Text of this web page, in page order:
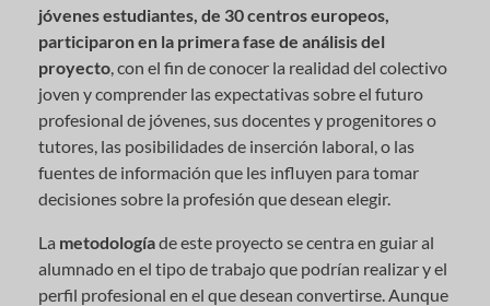
jóvenes estudiantes, de 30 centros europeos,
participaron en la primera fase de análisis del
proyecto, con el fin de conocer la realidad del colectivo
joven y comprender las expectativas sobre el futuro
profesional de jóvenes, sus docentes y progenitores o
tutores, las posibilidades de inserción laboral, o las
fuentes de información que les influyen para tomar
decisiones sobre la profesión que desean elegir.
La metodologíade este proyecto se centra en guiar al
alumnado en el tipo de trabajo que podrían realizar y el
perfil profesional en el que desean convertirse. Aunque